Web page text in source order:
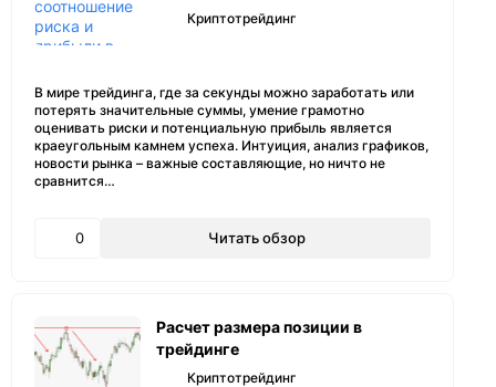
Криптотрейдинг
В мире трейдинга, где за секунды можно заработать или
потерять значительные суммы, умение грамотно
оценивать риски и потенциальную прибыль является
краеугольным камнем успеха. Интуиция, анализ графиков,
новости рынка – важные составляющие, но ничто не
сравнится…
0 Читать обзор
Расчет размера позиции в
трейдинге
Криптотрейдинг